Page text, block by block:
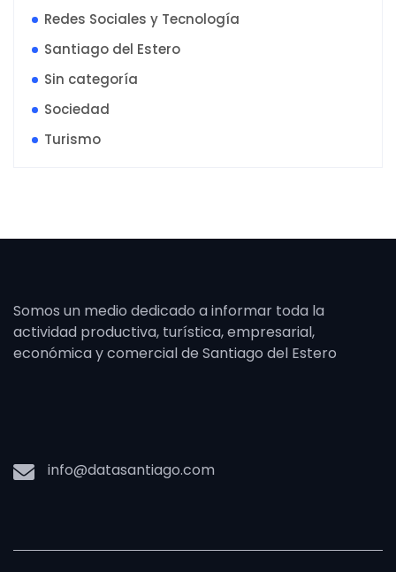
Redes Sociales y Tecnología
Santiago del Estero
Sin categoría
Sociedad
Turismo
Somos un medio dedicado a informar toda la
actividad productiva, turística, empresarial,
económica y comercial de Santiago del Estero
info@datasantiago.com